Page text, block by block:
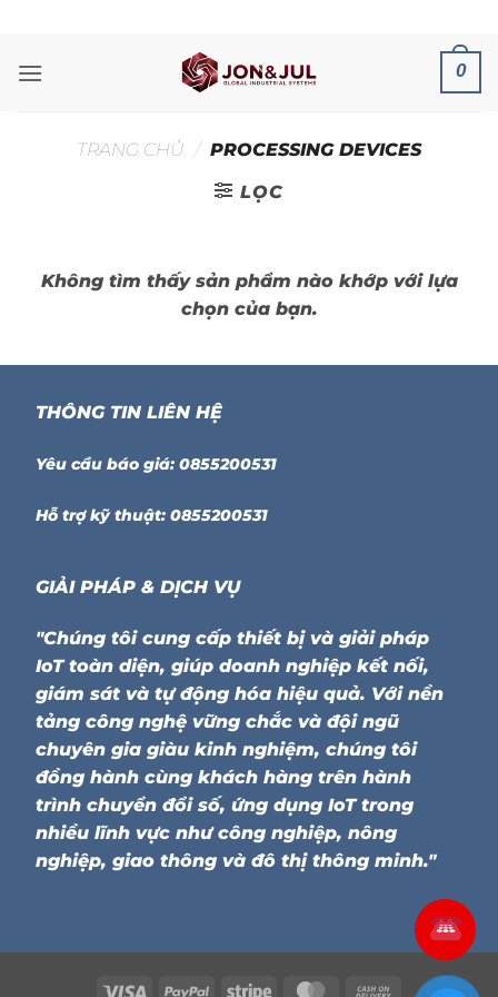
nội
0
TRANG CHỦ / PROCESSING DEVICES
LỌC
Không tìm thấy sản phẩm nào khớp với lựa
chọn của bạn.
THÔNG TIN LIÊN HỆ
Yêu cầu báo giá: 0855200531
Hỗ trợ kỹ thuật: 0855200531
GIẢI PHÁP & DỊCH VỤ
"Chúng tôi cung cấp thiết bị và giải pháp
IoT toàn diện, giúp doanh nghiệp kết nối,
giám sát và tự động hóa hiệu quả. Với nền
tảng công nghệ vững chắc và đội ngũ
chuyên gia giàu kinh nghiệm, chúng tôi
đồng hành cùng khách hàng trên hành
trình chuyển đổi số, ứng dụng IoT trong
nhiều lĩnh vực như công nghiệp, nông
nghiệp, giao thông và đô thị thông minh."
Visa PayPalStripe MasterCard
Cash